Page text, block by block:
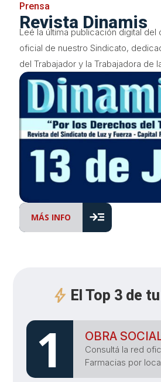
Prensa
Revista Dinamis
Leé la última publicación digital del
oficial de nuestro Sindicato,
del Trabajador y la Trabajadora de
MÁS INFO read_more
El Top 3 de
1 OBRA
Consultá la red
Farmacias por